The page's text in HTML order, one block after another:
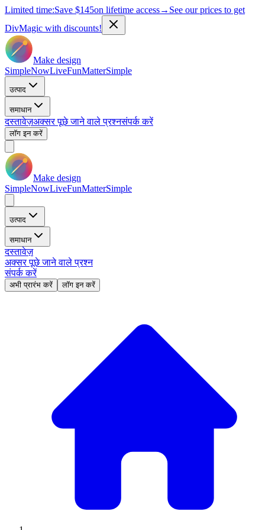
Limited time:Save $145on lifetime access→ See our prices to get
DivMagic with discounts!
Make design
SimpleNowLiveFunMatterSimple
उत्पाद
समाधान
दस्तावेज़अक्सर पूछे जाने वाले प्रश्नसंपर्क करें
लॉग इन करें
Make design
SimpleNowLiveFunMatterSimple
उत्पाद
समाधान
दस्तावेज़
अक्सर पूछे जाने वाले प्रश्न
संपर्क करें
अभी प्रारंभ करें लॉग इन करें